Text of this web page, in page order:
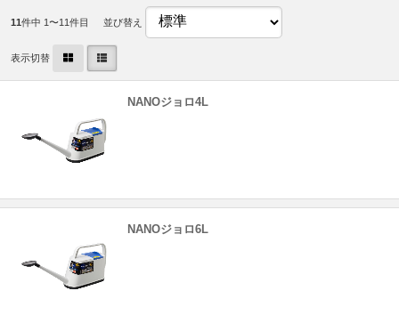
11件中 1〜11件目 並び替え
表示切替
NANOジョロ4L
NANOジョロ6L